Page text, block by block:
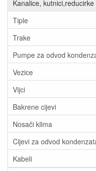
Kanalice, kutnici,reducirke
Tiple
Trake
Pumpe za odvod
Vezice
Vijci
Bakrene cijevi
Nosači klima
Cijevi za odvod
Kabeli